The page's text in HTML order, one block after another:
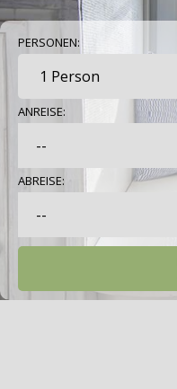
PERSONEN:
ANREISE:
ABREISE: